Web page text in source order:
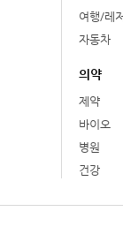
여행/레
자동차
의약
제약
바이오
병원
건강